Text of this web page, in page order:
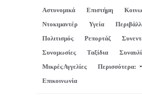
Αστυνομικά
Επιστήμη
Ντοκιμαντέρ
Υγεία
Πολιτισμός
Ρεπορτάζ
Συνομωσίες
Ταξίδια
Μικρές Αγγελίες
Περισσότερα:
Επικοινωνία